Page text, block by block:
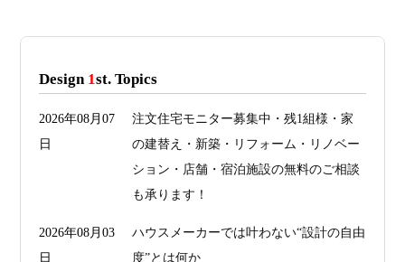
Design 1st. Topics
2026年08月07
日
注文住宅モニター募集中・残1組様・家
の建替え・新築・リフォーム・リノベー
ション・店舗・宿泊施設の無料のご相談
も承ります！
2026年08月03
日
ハウスメーカーでは叶わない“設計の自由
度”とは何か